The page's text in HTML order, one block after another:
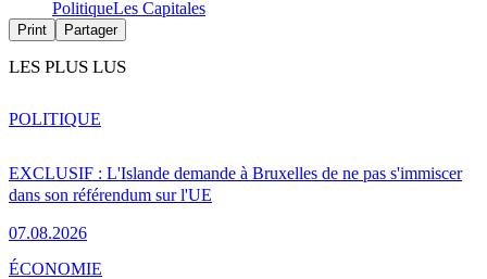
PolitiqueLes Capitales
Print Partager
LES PLUS LUS
EXCLUSIF : L'Islande demande à Bruxelles de ne pas s'immiscer
dans son référendum sur l'UE
07.08.2026
POLITIQUE
ÉCONOMIE